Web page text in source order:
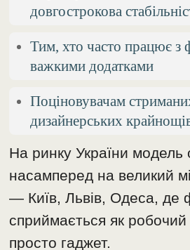
довгострокова
Тим, хто часто працює з
важкими додатками
Поціновувачам
дизайнерських
На ринку України модель
насамперед на великий
— Київ, Львів, Одеса, де
сприймається як робочий
просто гаджет.